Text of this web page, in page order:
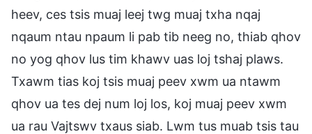
heev, ces tsis muaj leej twg muaj txha nqaj
nqaum ntau npaum li pab tib neeg no, thiab qhov
no yog qhov lus tim khawv uas loj tshaj plaws.
Txawm tias koj tsis muaj peev xwm ua ntawm
qhov ua tes dej num loj los, koj muaj peev xwm
ua rau Vajtswv txaus siab. Lwm tus muab tsis tau